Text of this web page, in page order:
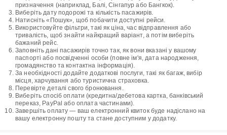
призначення (наприклад, Балі, Сінгапур або Бангкок).
Виберіть дату подорожі та кількість пасажирів.
Натисніть «Пошук», щоб побачити доступні рейси.
Використовуйте фільтри, такі як ціна, час відправлення або
тривалість, щоб знайти найкращий варіант, а потім виберіть
бажаний рейс.
Заповніть дані пасажирів точно так, як вони вказані у вашому
паспорті або посвідченні особи (повне ім'я, дата народження,
громадянство та контактна інформація).
За необхідності додайте додаткові послуги, такі як багаж, вибір
місця, харчування або туристична страховка.
Перевірте деталі свого бронювання.
Виберіть спосіб оплати (кредитна/дебетова картка, банківський
переказ, PayPal або оплата частинами).
Завершіть оплату — ваш електронний квиток буде надіслано на
вашу електронну пошту та стане доступним у додатку.